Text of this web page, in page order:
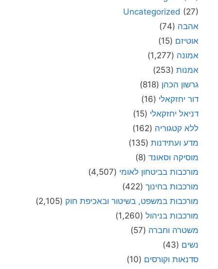
Uncategorized (27)
אהבה (74)
אוטיזם (15)
אמונה (1,277)
אמנות (253)
גרשון הכהן (818)
דור יחזקאלי (16)
דניאל יחזקאלי (15)
ללא קטגוריה (162)
מדע ועתידנות (135)
מוסיקה וסאונד (8)
מורכבות בביטחון לאומי (4,507)
מורכבות בחינוך (422)
מורכבות במשפט, בשיטור ובאכיפת חוק (2,105)
מורכבות בניהול (1,260)
משטרה וחברה (57)
נשים (43)
סדנאות וקורסים (10)